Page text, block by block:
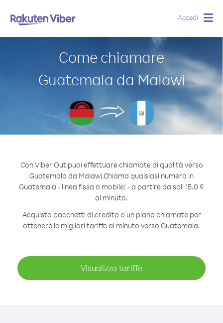
Accedi
Come chiamare
Guatemala da Malawi
Con Viber Out puoi effettuare chiamate di qualità verso
Guatemala da Malawi.Chiama qualsiasi numero in
Guatemala - linea fissa o mobile! - a partire da soli 15.0 ¢
al minuto.
Acquista pacchetti di credito o un piano chiamate per
ottenere le migliori tariffe al minuto verso Guatemala.
Visualizza tariffe